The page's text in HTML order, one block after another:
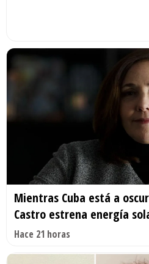
Mientras Cuba está a
Castro estrena energía
Hace 21 horas